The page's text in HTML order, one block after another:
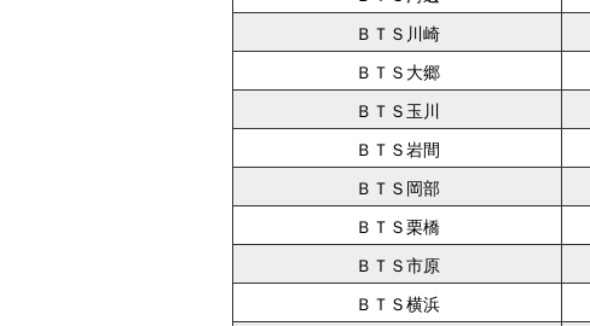
ＢＴＳ川崎
ＢＴＳ大郷
ＢＴＳ玉川
ＢＴＳ岩間
ＢＴＳ岡部
ＢＴＳ栗橋
ＢＴＳ市原
ＢＴＳ横浜